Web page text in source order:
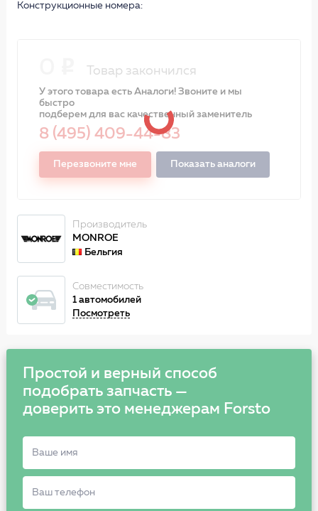
Конструкционные номера:
Товар закончился
У этого товара есть Аналоги! Звоните и мы
быстро
подберем для вас качественный заменитель
8 (495) 409-44-83
Перезвоните мне Показать аналоги
Производитель
MONROE
Бельгия
Совместимость
1 автомобилей
Посмотреть
Простой и верный способ
подобрать запчасть —
доверить это менеджерам Forsto